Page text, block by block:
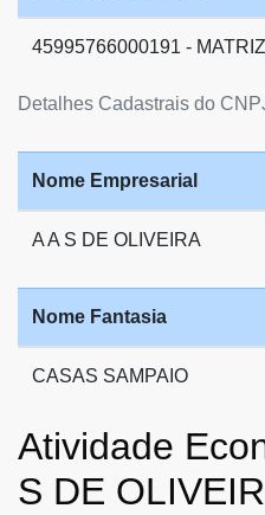
Detalhes Cadastrais do
45995766000191 - MATRIZ
Nome Empresarial
A A S DE OLIVEIRA
Nome Fantasia
CASAS SAMPAIO
Atividade
S DE